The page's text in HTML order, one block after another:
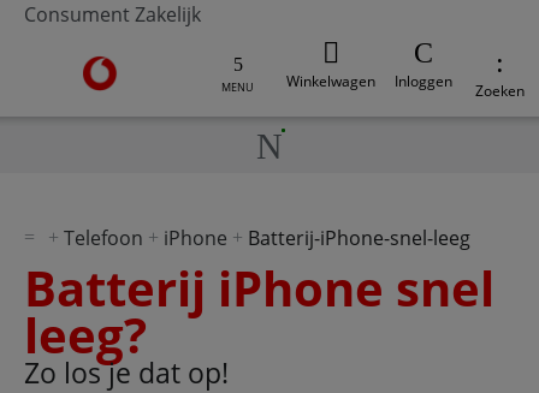
Consument Zakelijk
Ga naar de Vodafone homepage
MENU Winkelwagen Inloggen Zoeken
Telefoon iPhone Batterij-iPhone-snel-leeg
Batterij iPhone snel
leeg?
Zo los je dat op!